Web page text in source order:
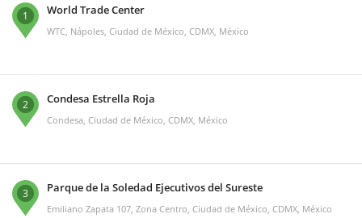
1 World Trade Center
WTC, Nápoles, Ciudad de México, CDMX, México
2 Condesa Estrella Roja
Condesa, Ciudad de México, CDMX, México
3 Parque de la Soledad Ejecutivos del Sureste
Emiliano Zapata 107, Zona Centro, Ciudad de México, CDMX, México